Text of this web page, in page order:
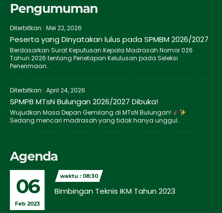
Pengumuman
Diterbitkan : Mei 22, 2026
Peserta yang Dinyatakan lulus pada SPMBM 2026/2027
Berdasarkan Surat Keputusan Kepala Madrasah Nomor 026
Tahun 2026 tentang Penetapan Kelulusan pada Seleksi
Penerimaan..
Diterbitkan : April 24, 2026
SPMPB MTsN Bulungan 2026/2027 Dibuka!
Wujudkan Masa Depan Gemilang di MTsN Bulungan!
Sedang mencari madrasah yang tidak hanya unggul..
Agenda
06
Feb 2023
waktu : 08:30
Bimbingan Teknis IKM Tahun 2023